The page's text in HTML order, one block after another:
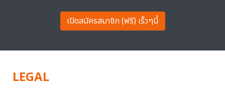
เปิดสมัครสมาชิก (ฟรี) เร็วๆนี้
LEGAL